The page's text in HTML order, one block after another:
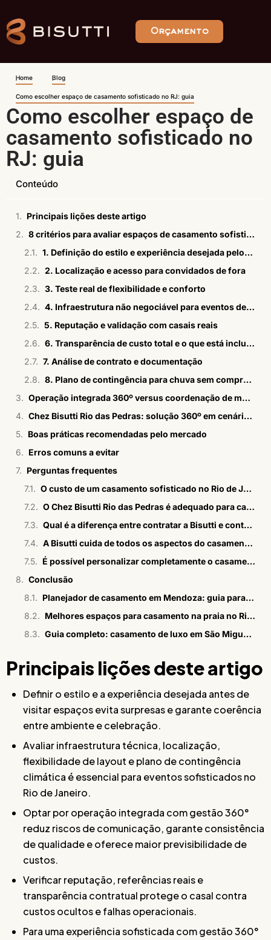
Orçamento
Home Blog
Como escolher espaço de casamento sofisticado no RJ: guia
Como escolher espaço de
casamento sofisticado no
RJ: guia
Conteúdo
Principais lições deste artigo
8 critérios para avaliar espaços de casamento sofisticados
1. Definição do estilo e experiência desejada pelos convidados
2. Localização e acesso para convidados de fora
3. Teste real de flexibilidade e conforto
4. Infraestrutura não negociável para eventos de luxo
5. Reputação e validação com casais reais
6. Transparência de custo total e o que está incluído
7. Análise de contrato e documentação
8. Plano de contingência para chuva sem comprometer a sofisticação
Operação integrada 360º versus coordenação de múltiplos fornecedores
Chez Bisutti Rio das Pedras: solução 360º em cenário paradisíaco
Boas práticas recomendadas pelo mercado
Erros comuns a evitar
Perguntas frequentes
O custo de um casamento sofisticado no Rio de Janeiro é muito diferente de São Paulo?
O Chez Bisutti Rio das Pedras é adequado para casamentos com convidados de fora do Rio?
Qual é a diferença entre contratar a Bisutti e contratar um buffet tradicional com fornecedores separados?
A Bisutti cuida de todos os aspectos do casamento, incluindo assessoria e convites?
É possível personalizar completamente o casamento no Chez Bisutti Rio das Pedras?
Conclusão
Planejador de casamento em Mendoza: guia para brasileiros
Melhores espaços para casamento na praia no Rio em 2026
Guia completo: casamento de luxo em São Miguel dos Milagres
Principais lições deste artigo
Definir o estilo e a experiência desejada antes de
visitar espaços evita surpresas e garante coerência
entre ambiente e celebração.
Avaliar infraestrutura técnica, localização,
flexibilidade de layout e plano de contingência
climática é essencial para eventos sofisticados no
Rio de Janeiro.
Optar por operação integrada com gestão 360°
reduz riscos de comunicação, garante consistência
de qualidade e oferece maior previsibilidade de
custos.
Verificar reputação, referências reais e
transparência contratual protege o casal contra
custos ocultos e falhas operacionais.
Para uma experiência sofisticada com gestão 360°